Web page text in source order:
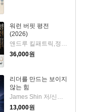
워런 버핏 평전
(2026)
36,000원
리더를 만드는 보이지
않는 힘
James Shin 저/신재훈 역
13,000원
|
현대지성